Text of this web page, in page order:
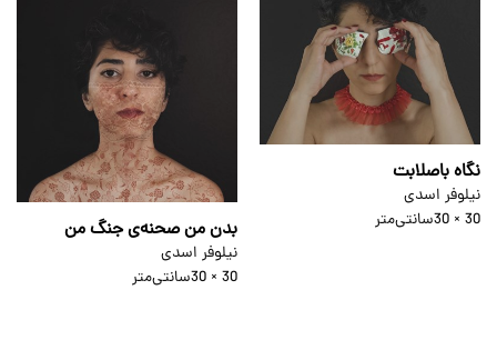
نگاه باصلابت
نیلوفر اسدی
30 × 30
سانتی‌متر بدن من صحنه‌ی جنگ من
نیلوفر اسدی
30 × 30
سانتی‌متر